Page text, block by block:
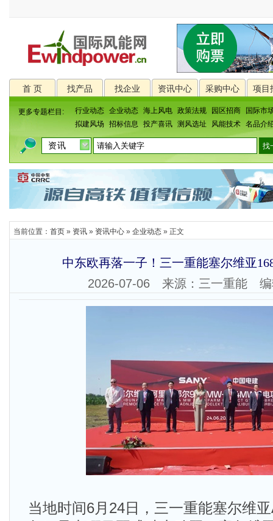
首 页 找产品 找企业 资讯中心 采购中心 项目
更多专题栏目: 行业动态 企业动态 海上风电 政策法规 园区招商
国际市
拟建风场
招标信息 投产喜讯 测风选址 风能技术 名品介
当前位置： 首页 » 资讯 » 资讯中心 » 企业动态 » 正文
中东欧再落一子！三一重能塞尔维亚
2026-07-06 来源：三一重能 编
当地时间6月24日，三一重能塞尔维